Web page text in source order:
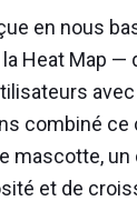
en nous
Heat Map —
combiné ce
mascotte, un
et de